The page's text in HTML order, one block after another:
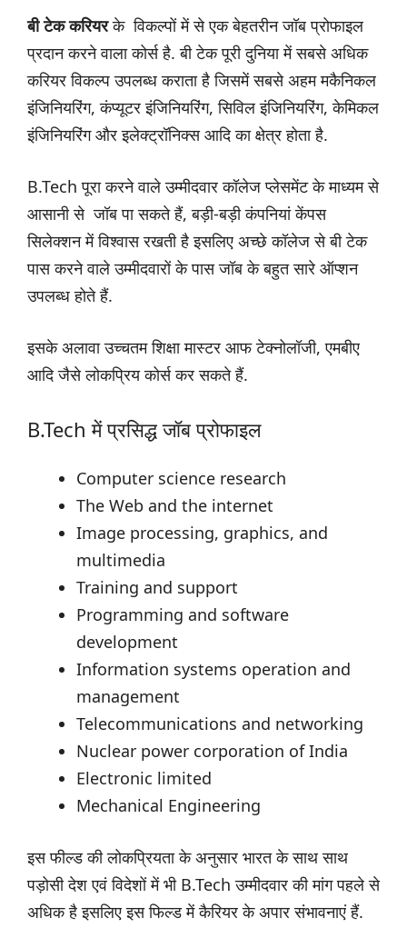
बी टेक करियरके विकल्पों में से एक बेहतरीन जॉब प्रोफाइल
प्रदान करने वाला कोर्स है. बी टेक पूरी दुनिया में सबसे अधिक
करियर विकल्प उपलब्ध कराता है जिसमें सबसे अहम मकैनिकल
इंजिनियरिंग, कंप्यूटर इंजिनियरिंग, सिविल इंजिनियरिंग, केमिकल
इंजिनियरिंग और इलेक्ट्रॉनिक्स आदि का क्षेत्र होता है.
B.Tech पूरा करने वाले उम्मीदवार कॉलेज प्लेसमेंट के माध्यम से
आसानी से जॉब पा सकते हैं, बड़ी-बड़ी कंपनियां केंपस
सिलेक्शन में विश्वास रखती है इसलिए अच्छे कॉलेज से बी टेक
पास करने वाले उम्मीदवारों के पास जॉब के बहुत सारे ऑप्शन
उपलब्ध होते हैं.
इसके अलावा उच्चतम शिक्षा मास्टर आफ टेक्नोलॉजी, एमबीए
आदि जैसे लोकप्रिय कोर्स कर सकते हैं.
B.Tech में प्रसिद्ध जॉब प्रोफाइल
Computer science research
The Web and the internet
Image processing, graphics, and
multimedia
Training and support
Programming and software
development
Information systems operation and
management
Telecommunications and networking
Nuclear power corporation of India
Electronic limited
Mechanical Engineering
इस फील्ड की लोकप्रियता के अनुसार भारत के साथ साथ
पड़ोसी देश एवं विदेशों में भी B.Tech उम्मीदवार की मांग पहले से
अधिक है इसलिए इस फिल्ड में कैरियर के अपार संभावनाएं हैं.